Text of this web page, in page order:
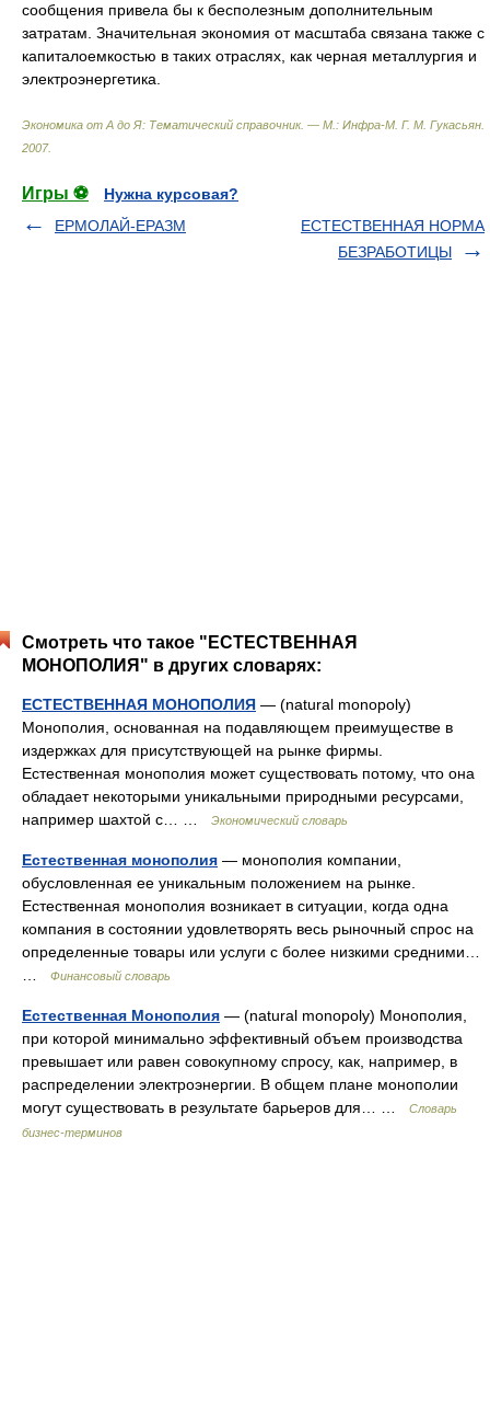
сообщения привела бы к бесполезным дополнительным
затратам. Значительная экономия от масштаба связана также с
капиталоемкостью в таких отраслях, как черная металлургия и
электроэнергетика.
Экономика от А до Я: Тематический справочник. — М.: Инфра-М Г. М. Гукасьян
2007.
Игры ⚽
Нужна курсовая?
ЕРМОЛАЙ-ЕРАЗМ
ЕСТЕСТВЕННАЯ НОРМА
БЕЗРАБОТИЦЫ
Смотреть что такое "ЕСТЕСТВЕННАЯ
МОНОПОЛИЯ" в других словарях:
ЕСТЕСТВЕННАЯ МОНОПОЛИЯ — (natural monopoly)
Монополия, основанная на подавляющем преимуществе в
издержках для присутствующей на рынке фирмы.
Естественная монополия может существовать потому, что она
обладает некоторыми уникальными природными ресурсами,
например шахтой с… …
Экономический словарь
Естественная монополия — монополия компании,
обусловленная ее уникальным положением на рынке.
Естественная монополия возникает в ситуации, когда одна
компания в состоянии удовлетворять весь рыночный спрос на
определенные товары или услуги с более низкими средними…
Финансовый словарь
Естественная Монополия — (natural monopoly) Монополия,
при которой минимально эффективный объем производства
превышает или равен совокупному спросу, как, например, в
распределении электроэнергии. В общем плане монополии
могут существовать в результате барьеров для… …
Словарь
бизнес-терминов